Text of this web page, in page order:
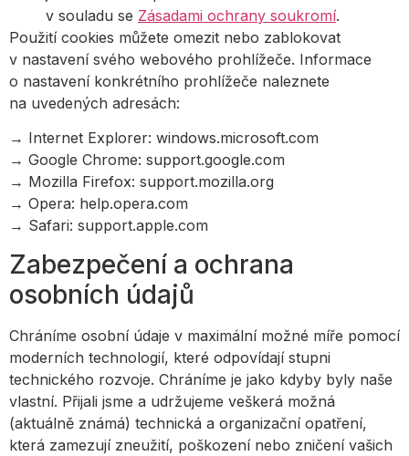
v souladu se Zásadami ochrany soukromí.
Použití cookies můžete omezit nebo zablokovat
v nastavení svého webového prohlížeče. Informace
o nastavení konkrétního prohlížeče naleznete
na uvedených adresách:
→ Internet Explorer: windows.microsoft.com
→ Google Chrome: support.google.com
→ Mozilla Firefox: support.mozilla.org
→ Opera: help.opera.com
→ Safari: support.apple.com
Zabezpečení a ochrana
osobních údajů
Chráníme osobní údaje v maximální možné míře pomocí
moderních technologií, které odpovídají stupni
technického rozvoje. Chráníme je jako kdyby byly naše
vlastní. Přijali jsme a udržujeme veškerá možná
(aktuálně známá) technická a organizační opatření,
která zamezují zneužití, poškození nebo zničení vašich